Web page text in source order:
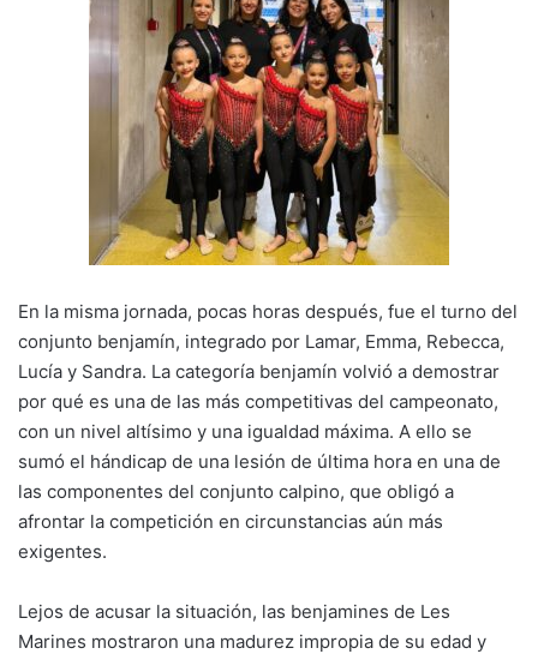
En la misma jornada, pocas horas después, fue el turno del
conjunto benjamín, integrado por Lamar, Emma, Rebecca,
Lucía y Sandra. La categoría benjamín volvió a demostrar
por qué es una de las más competitivas del campeonato,
con un nivel altísimo y una igualdad máxima. A ello se
sumó el hándicap de una lesión de última hora en una de
las componentes del conjunto calpino, que obligó a
afrontar la competición en circunstancias aún más
exigentes.
Lejos de acusar la situación, las benjamines de Les
Marines mostraron una madurez impropia de su edad y